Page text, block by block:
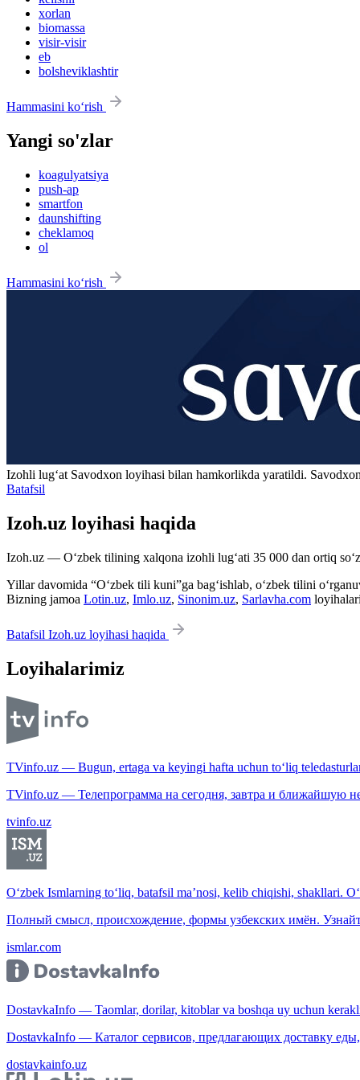
xorlan
biomassa
visir-visir
eb
bolsheviklashtir
Hammasini ko‘rish
Yangi so'zlar
koagulyatsiya
push-ap
smartfon
daunshifting
cheklamoq
ol
Hammasini ko‘rish
Izohli lugʻat Savodxon loyihasi bilan hamkorlikda yaratildi.
Batafsil
Izoh.uz loyihasi haqida
Izoh.uz — O‘zbek tilining xalqona izohli lug‘ati 35 000 dan ortiq
Yillar davomida “O‘zbek tili kuni”ga bag‘ishlab, o‘zbek tilini
Bizning jamoa Lotin.uz, Imlo.uz, Sinonim.uz, Sarlavha.com
Batafsil Izoh.uz loyihasi haqida
Loyihalarimiz
TVinfo.uz — Bugun, ertaga va keyingi hafta uchun to‘liq
TVinfo.uz — Телепрограмма на сегодня, завтра и ближайшую
tvinfo.uz
O‘zbek Ismlarning to‘liq, batafsil ma’nosi, kelib chiqishi, shakllari.
Полный смысл, происхождение, формы узбекских имён.
ismlar.com
DostavkaInfo — Taomlar, dorilar, kitoblar va boshqa uy uchun
DostavkaInfo — Каталог сервисов, предлагающих доставку
dostavkainfo.uz